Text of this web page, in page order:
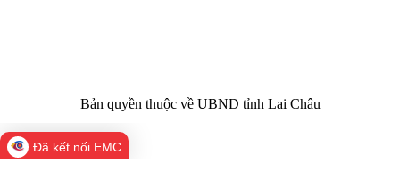
Bản quyền thuộc về UBND tỉnh Lai Châu
Đã kết nối EMC